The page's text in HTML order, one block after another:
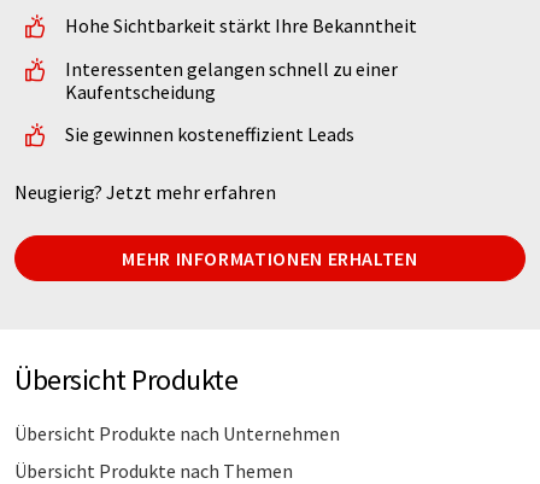
Hohe Sichtbarkeit stärkt Ihre Bekanntheit
Interessenten gelangen schnell zu einer
Kaufentscheidung
Sie gewinnen kosteneffizient Leads
Neugierig? Jetzt mehr erfahren
MEHR INFORMATIONEN ERHALTEN
Übersicht Produkte
Übersicht Produkte nach Unternehmen
Übersicht Produkte nach Themen